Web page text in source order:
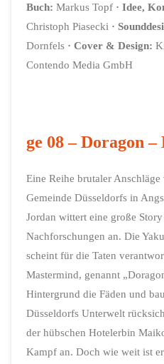
Buch: Markus Topf ·Idee,
Christoph Piasecki ·
Dornfels ·Cover & Design:
Contendo Media GmbH
ge 08 – Doragon
Eine Reihe brutaler Anschläge
Gemeinde Düsseldorfs in
Jordan wittert eine große
Nachforschungen an. Die
scheint für die Taten
Mastermind, genannt
Hintergrund die Fäden und
Düsseldorfs Unterwelt
der hübschen Hotelerbin
Kampf an. Doch wie weit ist